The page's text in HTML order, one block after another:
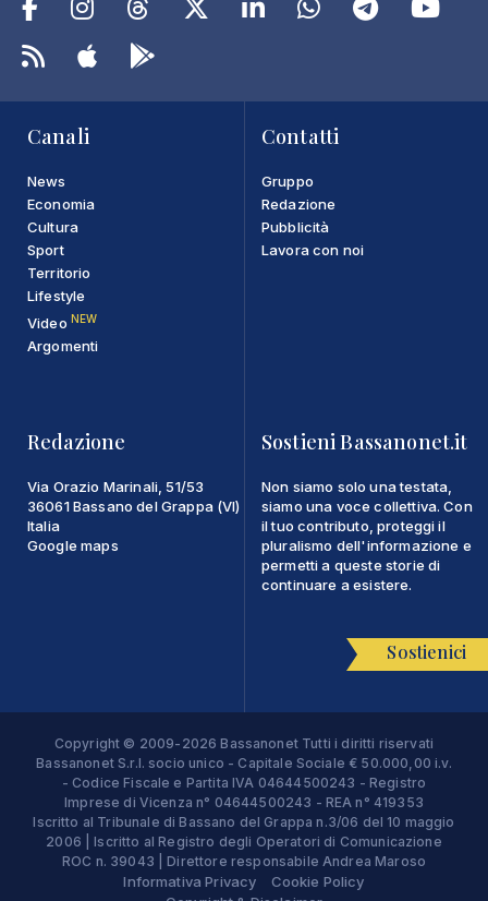
Canali
News
Economia
Cultura
Sport
Territorio
Lifestyle
Video NEW
Argomenti
Contatti
Gruppo
Redazione
Pubblicità
Lavora con noi
Redazione
Via Orazio Marinali, 51/53
36061 Bassano del Grappa (VI)
Italia
Google maps
Sostieni Bassanonet.it
Non siamo solo una testata,
siamo una voce collettiva. Con
il tuo contributo, proteggi il
pluralismo dell'informazione e
permetti a queste storie di
continuare a esistere.
Sostienici
Copyright © 2009-2026 Bassanonet Tutti i diritti riservati
Bassanonet S.r.l. socio unico - Capitale Sociale € 50.000,00 i.v.
- Codice Fiscale e Partita IVA 04644500243 - Registro
Imprese di Vicenza n° 04644500243 - REA n° 419353
Iscritto al Tribunale di Bassano del Grappa n.3/06 del 10 maggio
2006 | Iscritto al Registro degli Operatori di Comunicazione
ROC n. 39043 | Direttore responsabile Andrea Maroso
Informativa Privacy
Cookie Policy